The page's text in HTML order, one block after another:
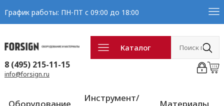
График работы: ПН-ПТ с 09:00 до 18:00
Каталог
8 (495) 215-11-15
info@forsign.ru
Оборудование
Инструмент/
Материалы